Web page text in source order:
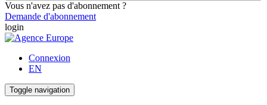
Vous n'avez pas d'abonnement ?
Demande d'abonnement
login
Connexion
EN
Toggle navigation